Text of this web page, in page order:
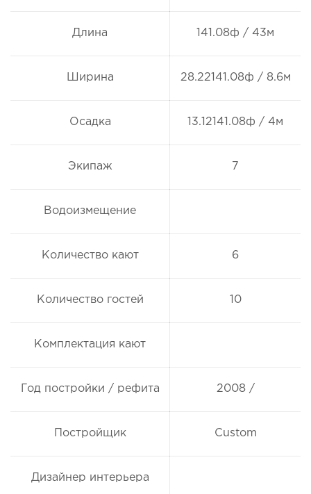
Длина 141.08ф / 43м
Ширина 28.22141.08ф / 8.6м
Осадка 13.12141.08ф / 4м
Экипаж 7
Водоизмещение
Количество кают 6
Количество гостей 10
Комплектация кают
Год постройки / рефита 2008 /
Постройщик Custom
Дизайнер интерьера